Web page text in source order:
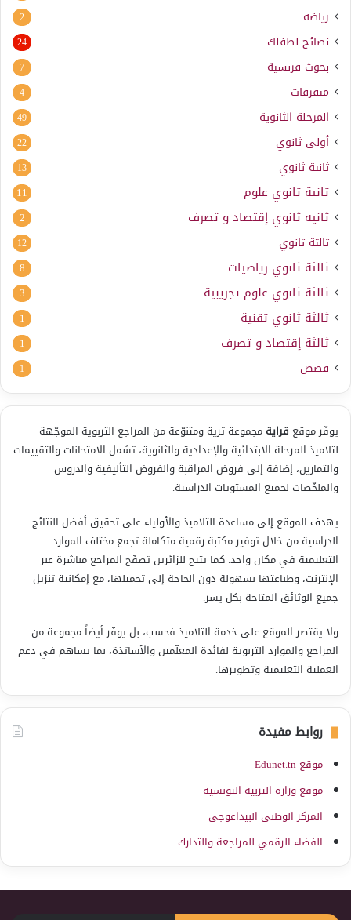
رياضة 2
نصائح لطفلك 24
بحوث فرنسية 7
متفرقات 4
المرحلة الثانوية 49
أولى ثانوي 22
ثانية ثانوي 13
ثانية ثانوي علوم 11
ثانية ثانوي إقتصاد و تصرف 2
ثالثة ثانوي 12
ثالثة ثانوي رياضيات 8
ثالثة ثانوي علوم تجريبية 3
ثالثة ثانوي تقنية 1
ثالثة إقتصاد و تصرف 1
قصص 1
يوفّر موقع قرايةمجموعة ثرية ومتنوّعة من المراجع التربوية الموجّهة
لتلاميذ المرحلة الابتدائية والإعدادية والثانوية، تشمل الامتحانات والتقييمات
والتمارين، إضافة إلى فروض المراقبة والفروض التأليفية والدروس
والملخّصات لجميع المستويات الدراسية.
يهدف الموقع إلى مساعدة التلاميذ والأولياء على تحقيق أفضل النتائج
الدراسية من خلال توفير مكتبة رقمية متكاملة تجمع مختلف الموارد
التعليمية في مكان واحد. كما يتيح للزائرين تصفّح المراجع مباشرة عبر
الإنترنت، وطباعتها بسهولة دون الحاجة إلى تحميلها، مع إمكانية تنزيل
جميع الوثائق المتاحة بكل يسر.
ولا يقتصر الموقع على خدمة التلاميذ فحسب، بل يوفّر أيضاً مجموعة من
المراجع والموارد التربوية لفائدة المعلّمين والأساتذة، بما يساهم في دعم
العملية التعليمية وتطويرها.
روابط مفيدة
موقع Edunet.tn
موقع وزارة التربية التونسية
المركز الوطني البيداغوجي
الفضاء الرقمي للمراجعة والتدارك